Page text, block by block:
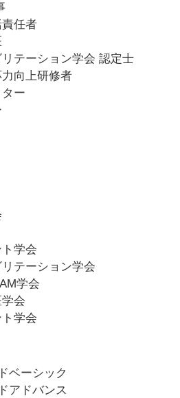
任者
テーション学会 認定士
向上研修者
ー
学会
テーション学会
学会
会
学会
ベーシック
アドバンス